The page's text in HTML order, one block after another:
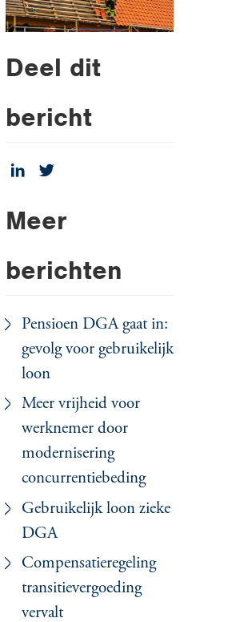
Deel dit
bericht
Meer
berichten
Pensioen DGA gaat in:
gevolg voor gebruikelijk
loon
Meer vrijheid voor
werknemer door
modernisering
concurrentiebeding
Gebruikelijk loon zieke
DGA
Compensatieregeling
transitievergoeding
vervalt